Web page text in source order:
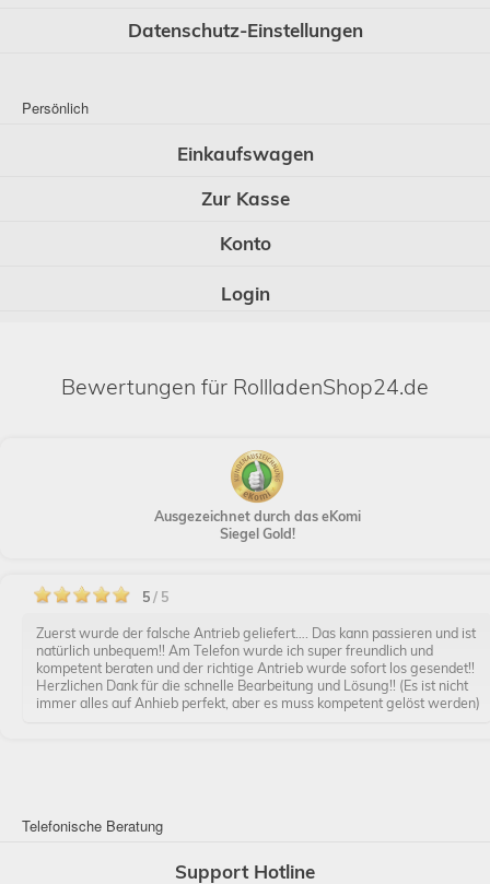
Datenschutz-Einstellungen
Persönlich
Einkaufswagen
Zur Kasse
Konto
Login
Bewertungen für RollladenShop24.de
Ausgezeichnet durch das eKomi
Siegel Gold!
5/ 5
Zuerst wurde der falsche Antrieb geliefert…. Das kann passieren und ist
natürlich unbequem!! Am Telefon wurde ich super freundlich und
kompetent beraten und der richtige Antrieb wurde sofort los gesendet!!
Herzlichen Dank für die schnelle Bearbeitung und Lösung!! (Es ist nicht
immer alles auf Anhieb perfekt, aber es muss kompetent gelöst werden)
Telefonische Beratung
Support Hotline